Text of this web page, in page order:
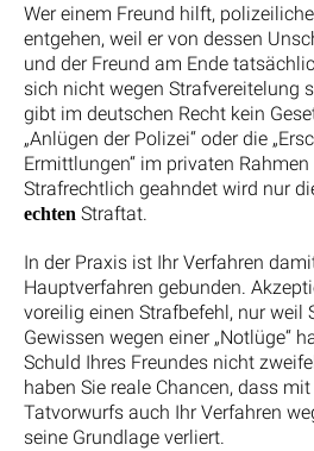
Wer einem Freund hilft,
entgehen, weil er von dessen
und der Freund am Ende
sich nicht wegen Strafvereitelung
gibt im deutschen Recht kein
„Anlügen der Polizei“ oder die
Ermittlungen“ im privaten
Strafrechtlich geahndet wird nur
echten Straftat.
In der Praxis ist Ihr Verfahren
Hauptverfahren gebunden.
voreilig einen Strafbefehl, nur weil
Gewissen wegen einer „Notlüge“
Schuld Ihres Freundes nicht
haben Sie reale Chancen, dass
Tatvorwurfs auch Ihr Verfahren
seine Grundlage verliert.